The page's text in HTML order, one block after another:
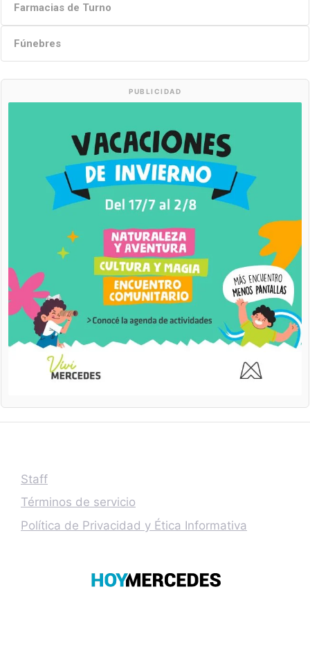
Farmacias de Turno
Fúnebres
PUBLICIDAD
Staff
Términos de servicio
Política de Privacidad y Ética Informativa